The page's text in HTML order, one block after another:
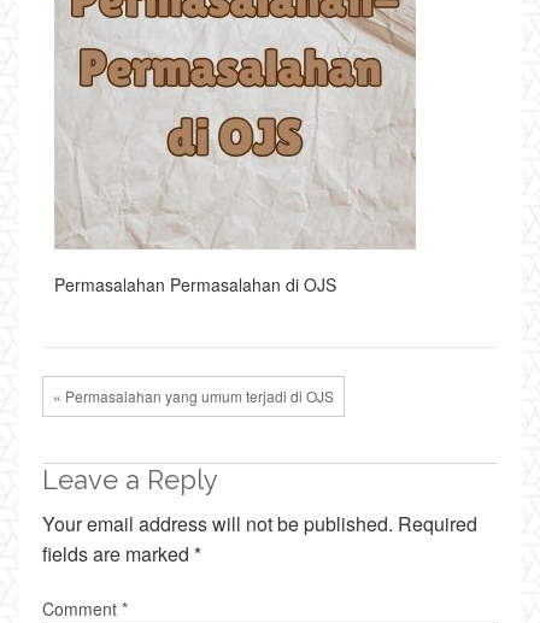
Permasalahan Permasalahan di OJS
« Permasalahan yang umum terjadi di OJS
Leave a Reply
Your email address will not be published. Required
fields are marked *
Comment *